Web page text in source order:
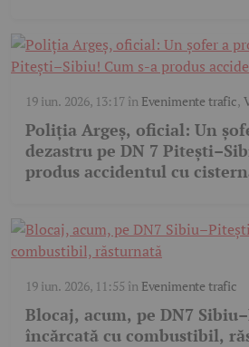
19 iun. 2026, 13:17în Evenimente trafic,
Poliția Argeș, oficial: Un
dezastru pe DN 7
produs accidentul cu
19 iun. 2026, 11:55 în Evenimente trafic
Blocaj, acum, pe DN7
încărcată cu combustibil,